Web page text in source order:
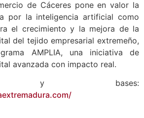
de Cáceres pone en valor la
por la inteligencia artificial como
el crecimiento y la mejora de la
del tejido empresarial extremeño,
AMPLIA, una iniciativa de
avanzada con impacto real.
y bases: